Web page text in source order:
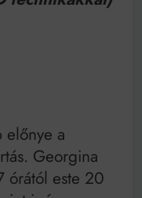
előnye a
Georgina
órától este 20